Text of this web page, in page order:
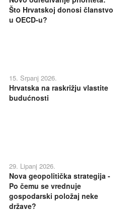
Što Hrvatskoj donosi članstvo
u OECD-u?
15. Srpanj 2026.
Hrvatska na raskrižju vlastite
budućnosti
29. Lipanj 2026.
Nova geopolitička strategija -
Po čemu se vrednuje
gospodarski položaj neke
države?